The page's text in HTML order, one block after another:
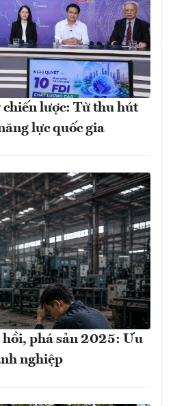
chiến lược: Từ thu hút
lực quốc gia
hồi, phá sản 2025: Ưu
nghiệp